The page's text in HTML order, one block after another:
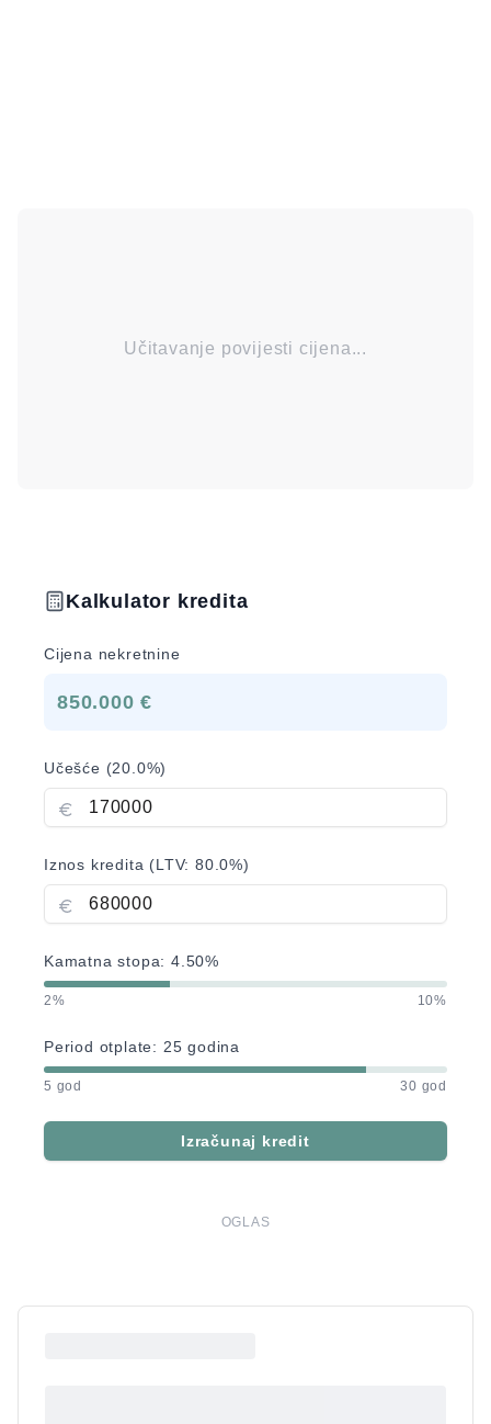
Učitavanje povijesti cijena...
Kalkulator kredita
Cijena nekretnine
850.000 €
Učešće (20.0%)
Iznos kredita (LTV:80.0%)
Kamatna stopa:4.50%
2% 10%
Period otplate: 25 godina
5 god 30 god
Izračunaj kredit
OGLAS